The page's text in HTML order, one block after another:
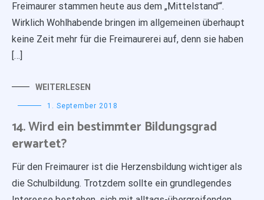
Freimaurer stammen heute aus dem „Mittelstand’“.
Wirklich Wohlhabende bringen im allgemeinen überhaupt
keine Zeit mehr für die Freimaurerei auf, denn sie haben
[…]
WEITERLESEN
1. September 2018
14. Wird ein bestimmter Bildungsgrad
erwartet?
Für den Freimaurer ist die Herzensbildung wichtiger als
die Schulbildung. Trotzdem sollte ein grundlegendes